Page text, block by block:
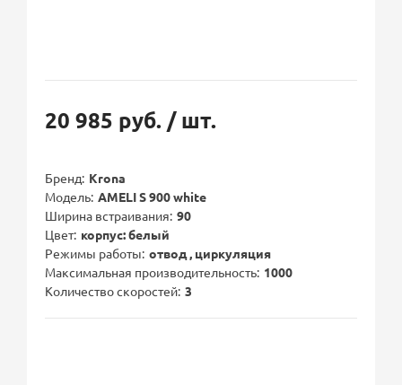
20 985 руб. / шт.
Бренд Krona
Модель AMELI S 900 white
Ширина встраивания 90
Цвет корпус: белый
Режимы работы отвод , циркуляция
Максимальная производительность 1000
Количество скоростей 3